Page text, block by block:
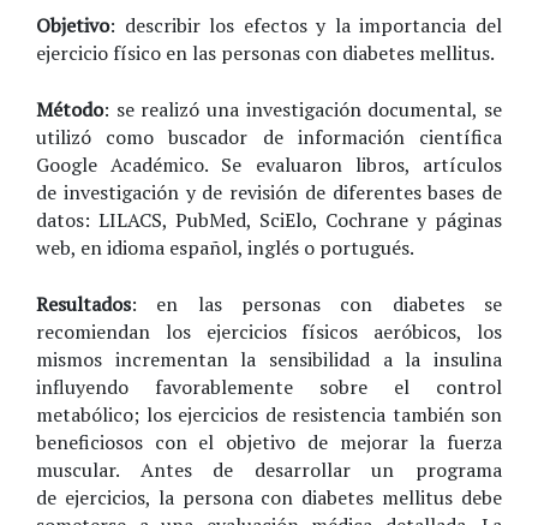
Objetivo: describir los efectos y la importancia del
ejercicio físico en las personas con diabetes mellitus.
Método: se realizó una investigación documental, se
utilizó como buscador de información científica
Google Académico. Se evaluaron libros, artículos
de investigación y de revisión de diferentes bases de
datos: LILACS, PubMed, SciElo, Cochrane y páginas
web, en idioma español, inglés o portugués.
Resultados: en las personas con diabetes se
recomiendan los ejercicios físicos aeróbicos, los
mismos incrementan la sensibilidad a la insulina
influyendo favorablemente sobre el control
metabólico; los ejercicios de resistencia también son
beneficiosos con el objetivo de mejorar la fuerza
muscular. Antes de desarrollar un programa
de ejercicios, la persona con diabetes mellitus debe